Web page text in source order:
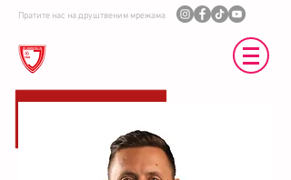
Пратите нас на друштвеним мрежама